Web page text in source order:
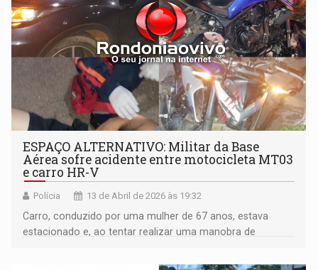
ESPAÇO ALTERNATIVO: Militar da Base
Aérea sofre acidente entre motocicleta MT03
e carro HR-V
Polícia 13 de Abril de 2026 às 19:32
Carro, conduzido por uma mulher de 67 anos, estava
estacionado e, ao tentar realizar uma manobra de